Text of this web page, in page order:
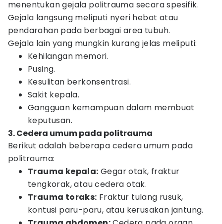
menentukan gejala politrauma secara spesifik.
Gejala langsung meliputi nyeri hebat atau
pendarahan pada berbagai area tubuh.
Gejala lain yang mungkin kurang jelas meliputi:
Kehilangan memori.
Pusing.
Kesulitan berkonsentrasi.
Sakit kepala.
Gangguan kemampuan dalam membuat
keputusan.
3. Cedera umum pada politrauma
Berikut adalah beberapa cedera umum pada
politrauma:
Trauma kepala: Gegar otak, fraktur
tengkorak, atau cedera otak.
Trauma toraks: Fraktur tulang rusuk,
kontusi paru-paru, atau kerusakan jantung.